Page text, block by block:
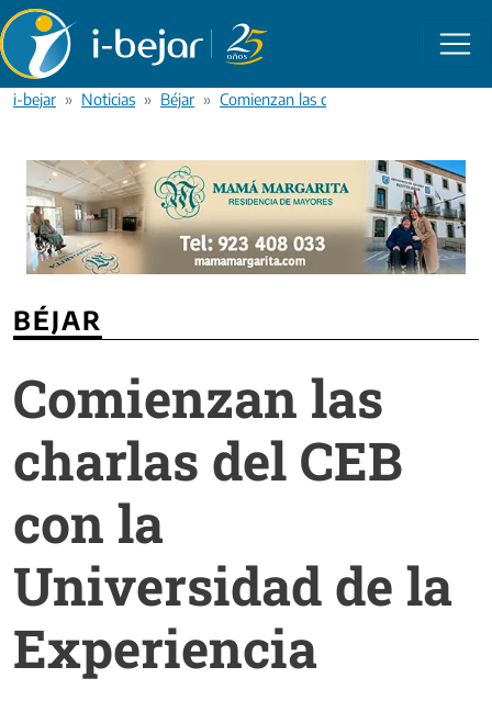
Pasar al contenido principal
i-bejar Noticias Béjar Comienzan las charlas del CEB con la
BÉJAR
Comienzan las
charlas del CEB
con la
Universidad de la
Experiencia